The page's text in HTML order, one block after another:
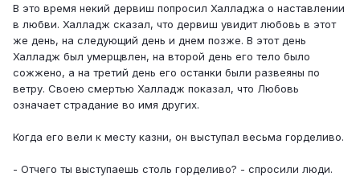
В это время некий дервиш попросил Халладжа о наставлении
в любви. Халладж сказал, что дервиш увидит любовь в этот
же день, на следующий день и днем позже. В этот день
Халладж был умерщвлен, на второй день его тело было
сожжено, а на третий день его останки были развеяны по
ветру. Своею смертью Халладж показал, что Любовь
означает страдание во имя других.
Когда его вели к месту казни, он выступал весьма горделиво.
- Отчего ты выступаешь столь горделиво? - спросили люди.